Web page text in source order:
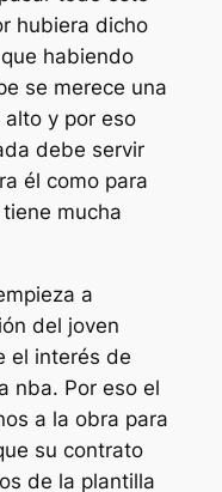
hubiera dicho
habiendo
se merece una
y por eso
debe servir
él como para
mucha
a
del joven
el interés de
nba. Por eso el
a la obra para
su contrato
de la plantilla